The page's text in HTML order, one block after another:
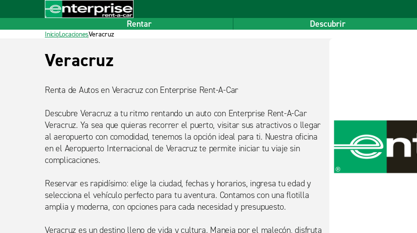
Inicio
Pie de página
Rentar Descubrir
InicioLocacionesVeracruz
Título
Veracruz
Renta de Autos en Veracruz con Enterprise Rent-A-Car
Descubre Veracruz a tu ritmo rentando un auto con Enterprise Rent-A-Car
Veracruz. Ya sea que quieras recorrer el puerto, visitar sus atractivos o llegar
al aeropuerto con comodidad, tenemos la opción ideal para ti. Nuestra oficina
en el Aeropuerto Internacional de Veracruz te permite iniciar tu viaje sin
complicaciones.
Reservar es rapidísimo: elige la ciudad, fechas y horarios, ingresa tu edad y
selecciona el vehículo perfecto para tu aventura. Contamos con una flotilla
amplia y moderna, con opciones para cada necesidad y presupuesto.
Veracruz es un destino lleno de vida y cultura. Maneja por el malecón, disfruta